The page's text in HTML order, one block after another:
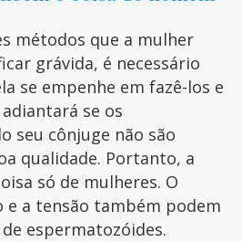
métodos que a mulher
grávida, é necessário
se empenhe em fazê-los e
se os
seu cônjuge não são
qualidade. Portanto, a
só de mulheres. O
e a tensão também podem
espermatozóides.